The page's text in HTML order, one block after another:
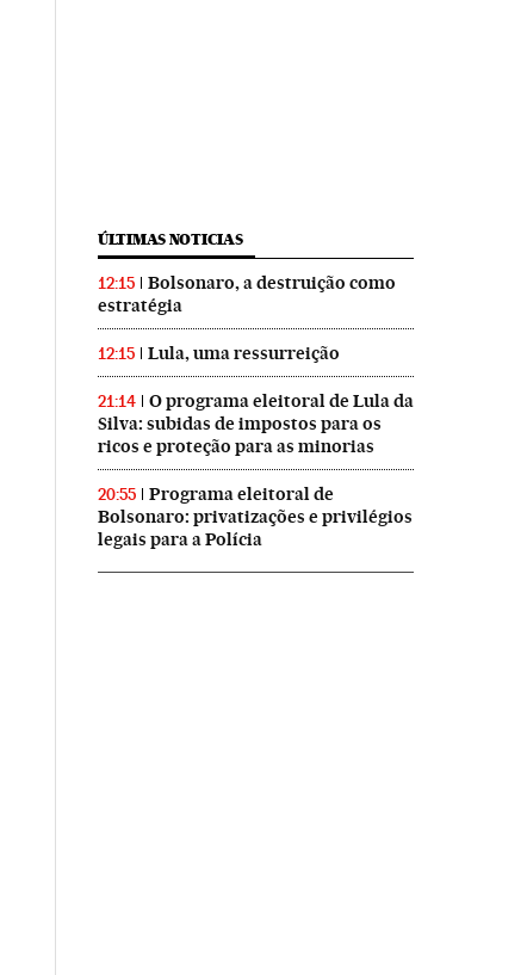
ÚLTIMAS NOTICIAS
12:15
Bolsonaro, a destruição como
estratégia
12:15 Lula, uma ressurreição
21:14
O programa eleitoral de Lula da
Silva: subidas de impostos para os
ricos e proteção para as minorias
20:55
Programa eleitoral de
Bolsonaro: privatizações e privilégios
legais para a Polícia